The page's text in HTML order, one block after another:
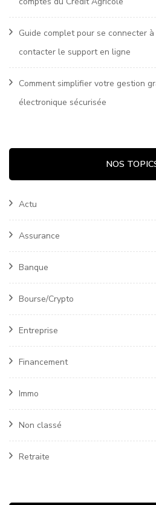
Guide complet pour se connecter
contacter le support en ligne
Comment simplifier votre gestion
électronique sécurisée
NOS
Actu
Assurance
Banque
Bourse/Crypto
Entreprise
Financement
Immo
Non classé
Retraite